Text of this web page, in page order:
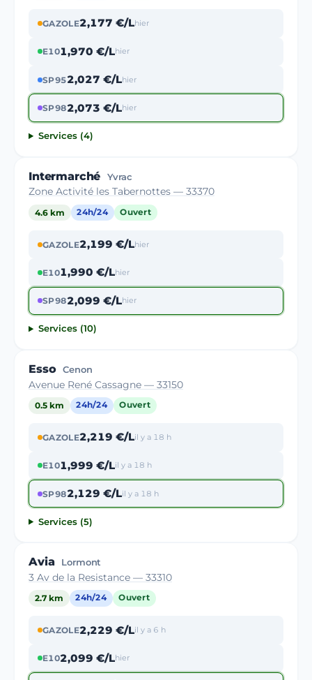
GAZOLE2,177 €/Lhier
E101,970 €/Lhier
SP952,027 €/Lhier
SP982,073 €/Lhier
Services (4)
Intermarché Yvrac
Zone Activité les Tabernottes — 33370
4.6 km 24h/24 Ouvert
GAZOLE2,199 €/Lhier
E101,990 €/Lhier
SP982,099 €/Lhier
Services (10)
Esso Cenon
Avenue René Cassagne — 33150
0.5 km 24h/24 Ouvert
GAZOLE2,219 €/Lil y a 18 h
E101,999 €/Lil y a 18 h
SP982,129 €/Lil y a 18 h
Services (5)
Avia Lormont
3 Av de la Resistance — 33310
2.7 km 24h/24 Ouvert
GAZOLE2,229 €/Lil y a 6 h
E102,099 €/Lhier